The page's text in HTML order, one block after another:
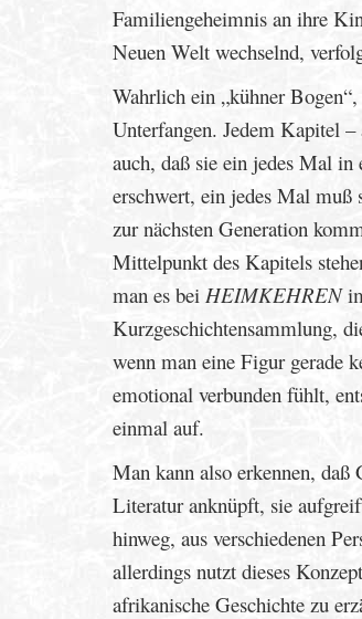
Familiengeheimnis an ihre
Neuen Welt wechselnd,
Wahrlich ein „kühner
Unterfangen. Jedem Kapitel
auch, daß sie ein jedes Mal
erschwert, ein jedes Mal muß
zur nächsten Generation
Mittelpunkt des Kapitels
man es bei HEIMKEHREN
Kurzgeschichtensammlung,
wenn man eine Figur gerade
emotional verbunden fühlt,
einmal auf.
Man kann also erkennen, daß
Literatur anknüpft, sie
hinweg, aus verschiedenen
allerdings nutzt dieses
afrikanische Geschichte zu